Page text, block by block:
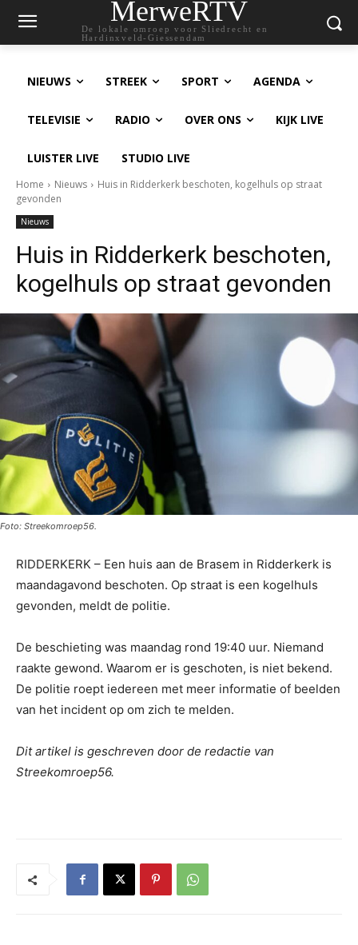
MerweRTV
De lokale omroep voor Sliedrecht en
Hardinxveld-Giessendam
NIEUWS STREEK SPORT AGENDA
TELEVISIE RADIO OVER ONS KIJK LIVE
LUISTER LIVE STUDIO LIVE
Home Nieuws
Huis in Ridderkerk beschoten, kogelhuls op straat
gevonden
Nieuws
Huis in Ridderkerk beschoten,
kogelhuls op straat gevonden
Foto: Streekomroep56.
RIDDERKERK – Een huis aan de Brasem in Ridderkerk is
maandagavond beschoten. Op straat is een kogelhuls
gevonden, meldt de politie.
De beschieting was maandag rond 19:40 uur. Niemand
raakte gewond. Waarom er is geschoten, is niet bekend.
De politie roept iedereen met meer informatie of beelden
van het incident op om zich te melden.
Dit artikel is geschreven door de redactie van
Streekomroep56.